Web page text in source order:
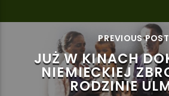
PREVIOUS POST
JUŻ W KINACH
NIEMIECKIEJ
RODZINIE